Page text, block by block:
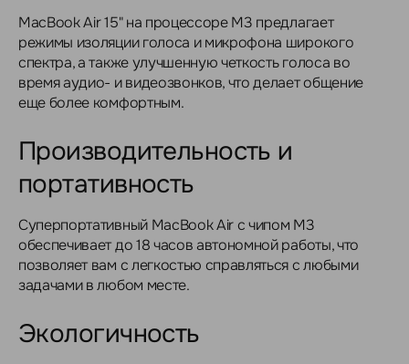
MacBook Air 15" на процессоре M3 предлагает
режимы изоляции голоса и микрофона широкого
спектра, а также улучшенную четкость голоса во
время аудио- и видеозвонков, что делает общение
еще более комфортным.
Производительность и
портативность
Суперпортативный MacBook Air с чипом M3
обеспечивает до 18 часов автономной работы, что
позволяет вам с легкостью справляться с любыми
задачами в любом месте.
Экологичность